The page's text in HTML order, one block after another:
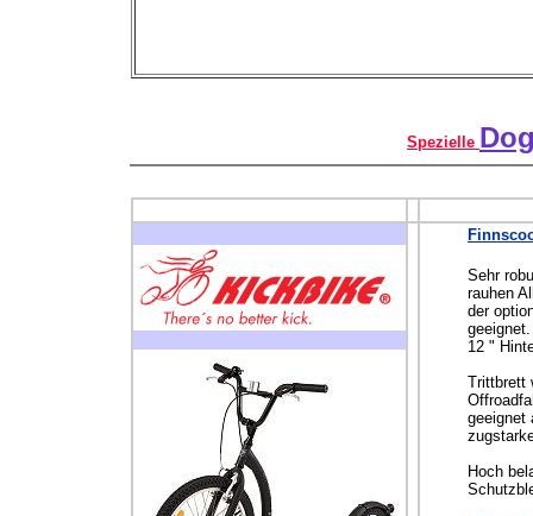
Spezielle
Sehr
rauhen
der
12 "
Trittbrett
geeignet
Hoch